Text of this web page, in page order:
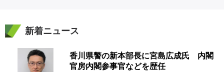
新着ニュース
香川県警の新本部長に宮島広成氏 内閣
官房内閣参事官などを歴任